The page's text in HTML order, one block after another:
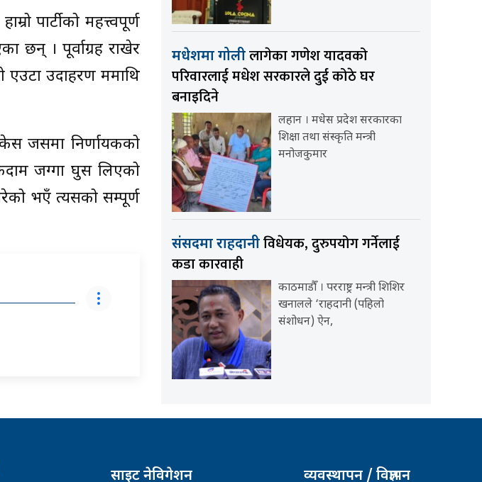
पार्टीको महत्त्वपूर्ण
। पूर्वाग्रह राखेर
उदाहरण ममाथि
जसमा निर्णायकको
जग्गा घुस लिएको
भएँ त्यसको सम्पूर्ण
मधेशमा गोलीलागेका गणेश यादवको
परिवारलाई मधेश सरकारले दुई कोठे घर
बनाइदिने
लहान । मधेस प्रदेश सरकारका
शिक्षा तथा संस्कृति मन्त्री
मनोजकुमार
संसदमा राहदानीविधेयक, दुरुपयोग गर्नेलाई
कडा कारवाही
काठमाडौँ । परराष्ट्र मन्त्री शिशिर
खनालले ‘राहदानी (पहिलो
संशोधन) ऐन,
साइट नेविगेशन व्यवस्थापन / विज्ञापन